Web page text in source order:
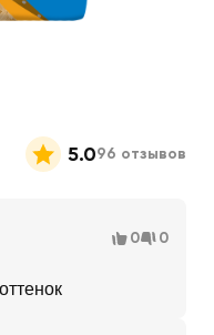
5.096 отзывов
0 0